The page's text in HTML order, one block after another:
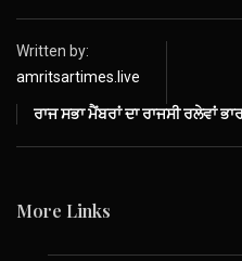
Written by:
amritsartimes.live
ਰਾਜ ਸਭਾ ਮੈਂਬਰਾਂ ਦਾ ਰਾਜਸੀ ਰਲੇਵਾਂ
More Links